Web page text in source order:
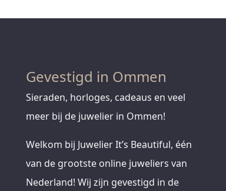
Gevestigd in Ommen
Sieraden, horloges, cadeaus en veel
meer bij de juwelier in Ommen!
Welkom bij Juwelier It’s Beautiful, één
van de grootste online juweliers van
Nederland! Wij zijn gevestigd in de